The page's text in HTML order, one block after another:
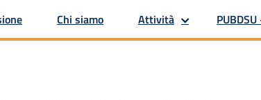
Chi siamo Attività